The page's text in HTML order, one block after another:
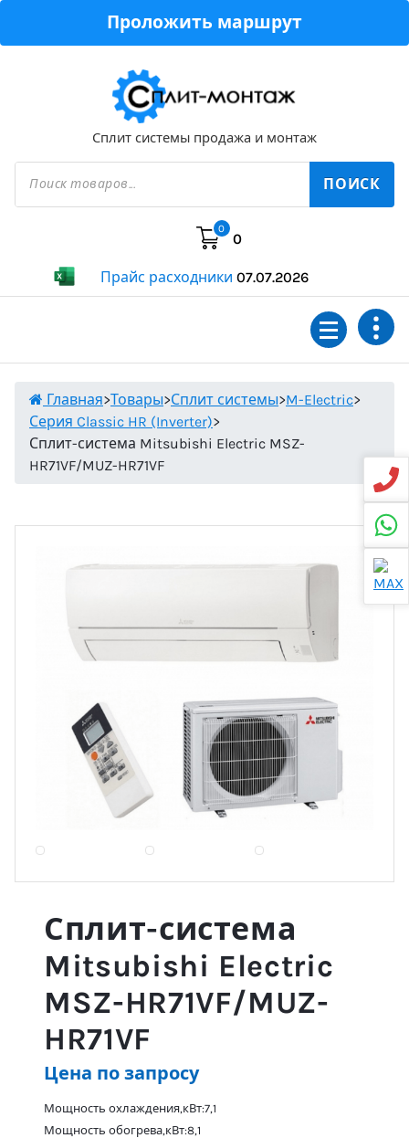
Проложить маршрут
Сплит системы продажа и монтаж
Поиск
товаров
ПОИСК
0
0
Прайс расходники 07.07.2026
Главная>Товары>Сплит системы>M-Electric>
Серия Classic HR (Inverter)>
Сплит-система Mitsubishi Electric MSZ-
HR71VF/MUZ-HR71VF
Сплит-система
Mitsubishi Electric
MSZ-HR71VF/MUZ-
HR71VF
Цена по запросу
Мощность охлаждения,кВт:7,1
Мощность обогрева,кВт:8,1